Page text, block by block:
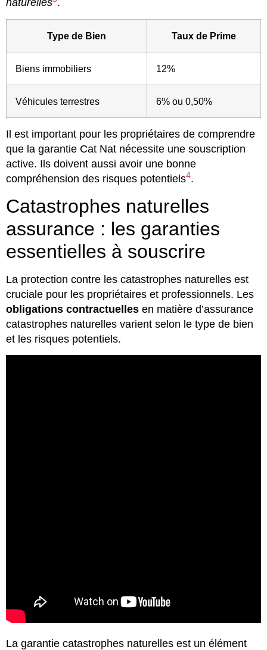
naturelles .
Type de Bien Taux de Prime
Biens immobiliers 12%
Véhicules terrestres 6% ou 0,50%
Il est important pour les propriétaires de comprendre
que la garantie Cat Nat nécessite une souscription
active. Ils doivent aussi avoir une bonne
compréhension des risques potentiels4.
Catastrophes naturelles
assurance : les garanties
essentielles à souscrire
La protection contre les catastrophes naturelles est
cruciale pour les propriétaires et professionnels. Les
obligations contractuelles en matière d’assurance
catastrophes naturelles varient selon le type de bien
et les risques potentiels.
La garantie catastrophes naturelles est un élément